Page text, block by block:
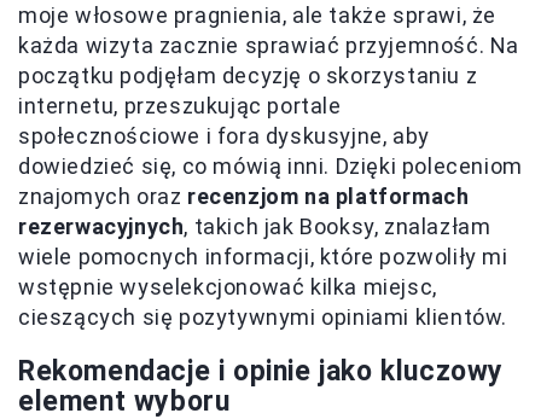
moje włosowe pragnienia, ale także sprawi, że
każda wizyta zacznie sprawiać przyjemność. Na
początku podjęłam decyzję o skorzystaniu z
internetu, przeszukując portale
społecznościowe i fora dyskusyjne, aby
dowiedzieć się, co mówią inni. Dzięki poleceniom
znajomych oraz recenzjom na platformach
rezerwacyjnych, takich jak Booksy, znalazłam
wiele pomocnych informacji, które pozwoliły mi
wstępnie wyselekcjonować kilka miejsc,
cieszących się pozytywnymi opiniami klientów.
Rekomendacje i opinie jako kluczowy
element wyboru